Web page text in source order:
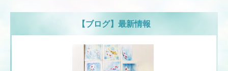
【ブログ】最新情報